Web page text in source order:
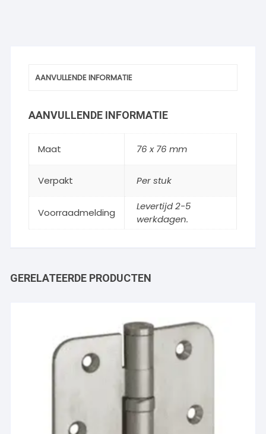
AANVULLENDE INFORMATIE
AANVULLENDE INFORMATIE
Maat 76 x 76 mm
Verpakt Per stuk
Voorraadmelding
Levertijd 2-5
werkdagen.
GERELATEERDE PRODUCTEN